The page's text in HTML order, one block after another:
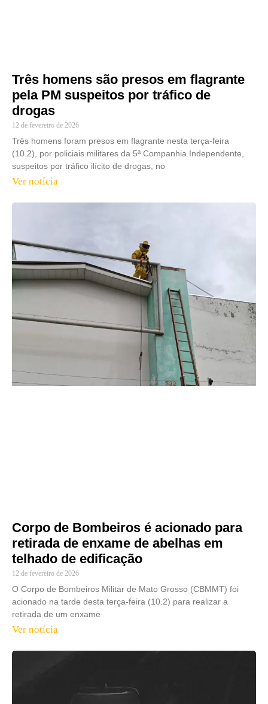
Três homens são presos em flagrante
pela PM suspeitos por tráfico de
drogas
12 de fevereiro de 2026
Três homens foram presos em flagrante nesta terça-feira
(10.2), por policiais militares da 5ª Companhia Independente,
suspeitos por tráfico ilícito de drogas, no
Ver notícia
Corpo de Bombeiros é acionado para
retirada de enxame de abelhas em
telhado de edificação
12 de fevereiro de 2026
O Corpo de Bombeiros Militar de Mato Grosso (CBMMT) foi
acionado na tarde desta terça-feira (10.2) para realizar a
retirada de um enxame
Ver notícia